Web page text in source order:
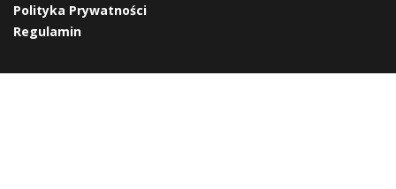
Polityka Prywatności
Regulamin